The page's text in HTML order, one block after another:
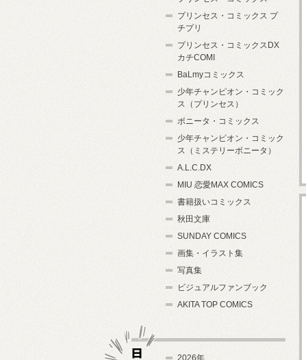
プリンセス・コミックス プ
チプリ
プリンセス・コミックスDX
カチCOMI
BaLmyコミックス
少年チャンピオン・コミック
ス（プリンセス）
ボニータ・コミックス
少年チャンピオン・コミック
ス（ミステリーボニータ）
A.L.C.DX
MIU 恋愛MAX COMICS
書籍扱いコミックス
秋田文庫
SUNDAY COMICS
画集・イラスト集
写真集
ビジュアルファンブック
AKITA TOP COMICS
2026年